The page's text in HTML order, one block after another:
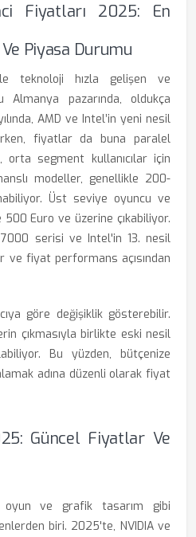
Fiyatları 2025: En
Piyasa Durumu
teknoloji hızla gelişen ve
pazarında, oldukça
AMD ve Intel’in yeni nesil
fiyatlar da buna paralel
orta segment kullanıcılar için
modeller, genellikle 200-
Üst seviye oyuncu ve
Euro ve üzerine çıkabiliyor.
7000 serisi ve Intel'in 13. nesil
ve fiyat performans açısından
göre değişiklik gösterebilir.
çıkmasıyla birlikte eski nesil
Bu yüzden, bütçenize
adına düzenli olarak fiyat
Güncel Fiyatlar Ve
oyun ve grafik tasarım gibi
biri. 2025'te, NVIDIA ve